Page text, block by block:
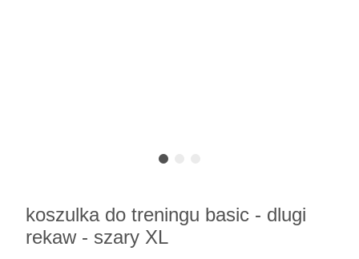
koszulka do treningu basic - dlugi
rekaw - szary XL